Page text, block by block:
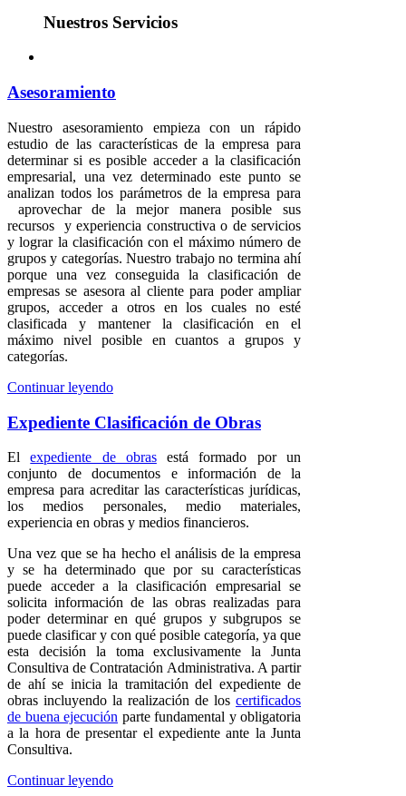
Nuestros Servicios
Asesoramiento
Nuestro asesoramiento empieza con un rápido
estudio de las características de la empresa para
determinar si es posible acceder a la clasificación
empresarial, una vez determinado este punto se
analizan todos los parámetros de la empresa para
aprovechar de la mejor manera posible sus
recursos y experiencia constructiva o de servicios
y lograr la clasificación con el máximo número de
grupos y categorías. Nuestro trabajo no termina ahí
porque una vez conseguida la clasificación de
empresas se asesora al cliente para poder ampliar
grupos, acceder a otros en los cuales no esté
clasificada y mantener la clasificación en el
máximo nivel posible en cuantos a grupos y
categorías.
Continuar leyendo
Expediente Clasificación de Obras
Elexpediente de obrasestá formado por un
conjunto de documentos e información de la
empresa para acreditar las características jurídicas,
los medios personales, medio materiales,
experiencia en obras y medios financieros.
Una vez que se ha hecho el análisis de la empresa
y se ha determinado que por su características
puede acceder a la clasificación empresarial se
solicita información de las obras realizadas para
poder determinar en qué grupos y subgrupos se
puede clasificar y con qué posible categoría, ya que
esta decisión la toma exclusivamente la Junta
Consultiva de Contratación Administrativa. A partir
de ahí se inicia la tramitación del expediente de
obras incluyendo la realización de los certificados
de buena ejecución parte fundamental y obligatoria
a la hora de presentar el expediente ante la Junta
Consultiva.
Continuar leyendo